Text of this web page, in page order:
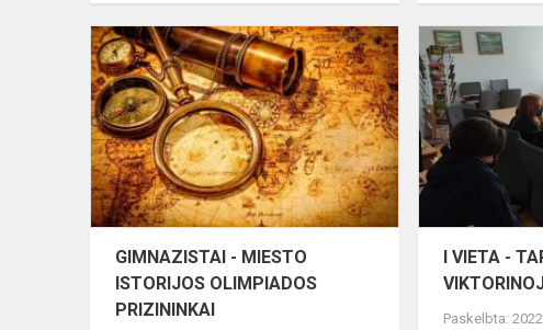
GIMNAZISTAI
-
MIESTO
ISTORIJOS
OLIMPIADOS
PRIZININKAI
GIMNAZISTAI - MIESTO
ISTORIJOS OLIMPIADOS
PRIZININKAI
I VIETA -
Paskelbta: